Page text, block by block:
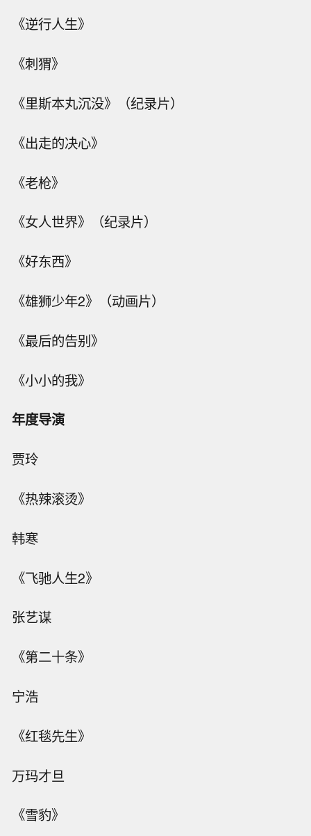
《逆行人生》
《刺猬》
《里斯本丸沉没》（纪录片）
《出走的决心》
《老枪》
《女人世界》（纪录片）
《好东西》
《雄狮少年2》（动画片）
《最后的告别》
《小小的我》
年度导演
贾玲
《热辣滚烫》
韩寒
《飞驰人生2》
张艺谋
《第二十条》
宁浩
《红毯先生》
万玛才旦
《雪豹》